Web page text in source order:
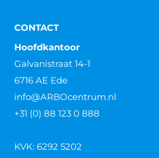
CONTACT
Hoofdkantoor
Galvanistraat 14-1
6716 AE Ede
info@ARBOcentrum.nl
+31 (0) 88 123 0 888
KVK: 6292 5202